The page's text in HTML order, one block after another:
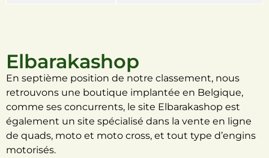
Elbarakashop
En septième position de notre classement, nous
retrouvons une boutique implantée en Belgique,
comme ses concurrents, le site Elbarakashop est
également un site spécialisé dans la vente en ligne
de quads, moto et moto cross, et tout type d’engins
motorisés.